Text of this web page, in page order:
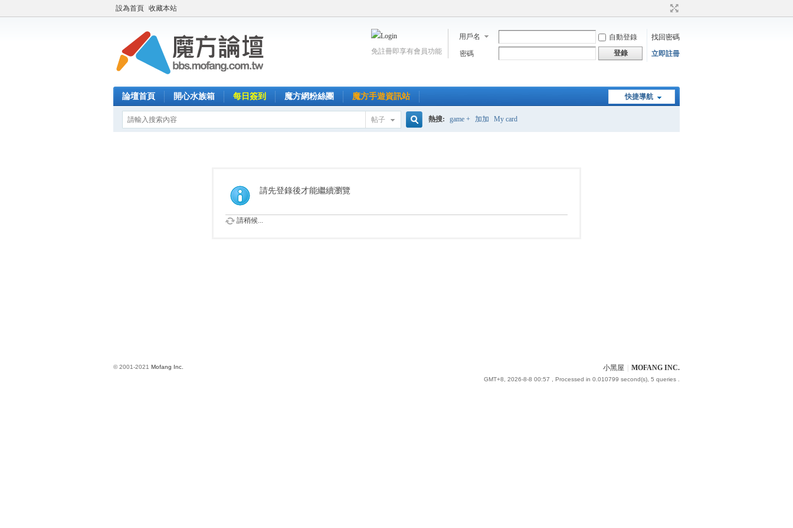
設為首頁 收藏本站
用戶名 自動登錄
找回密碼
密碼
登錄 立即註冊
免註冊即享有會員功能
快捷導航
論壇首頁 開心水族箱 每日簽到 魔方網粉絲團 魔方手遊資訊站
帖子 熱搜: game + 加加 My card
請先登錄後才能繼續瀏覽
請稍候...
小黑屋 MOFANG INC.
GMT+8, 2026-8-8 00:57 , Processed in 0.010799 second(s), 5 queries .
© 2001-2021 Mofang Inc.